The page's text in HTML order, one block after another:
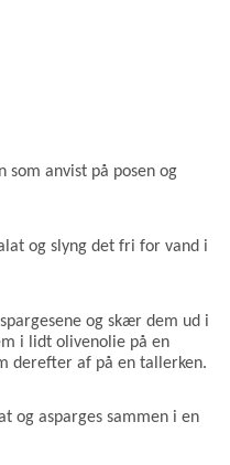
som anvist på posen og
og slyng det fri for vand i
og skær dem ud i
i lidt olivenolie på en
derefter af på en tallerken.
og asparges sammen i en